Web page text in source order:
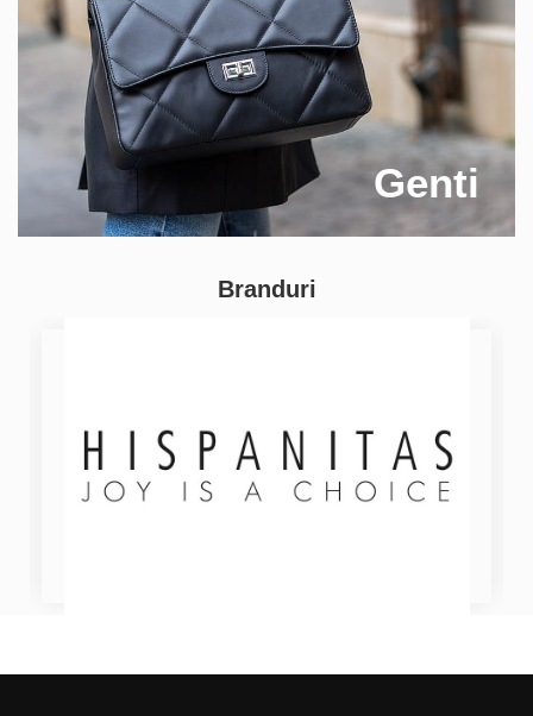
Genti
Branduri